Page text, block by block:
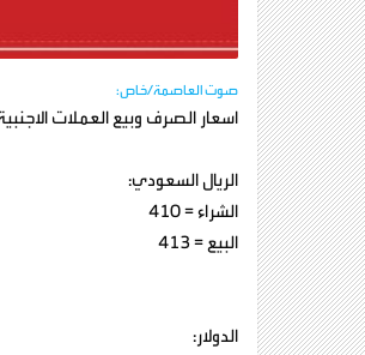
صوت العاصمة/خاص:
اسعار الصرف وبيع العملات الاجنبية
الريال السعودي:
الشراء = 410
البيع = 413
الدولار: